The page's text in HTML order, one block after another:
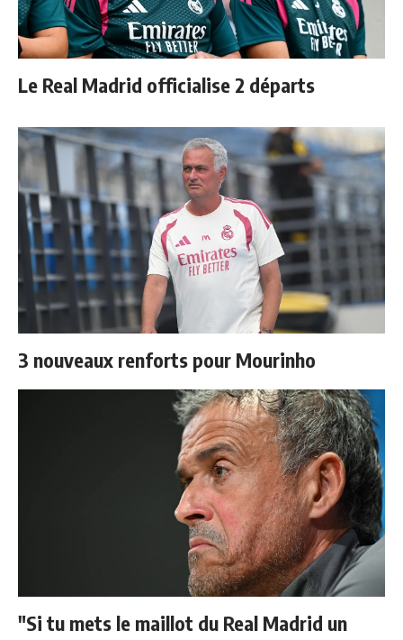
Le Real Madrid officialise 2 départs
3 nouveaux renforts pour Mourinho
"Si tu mets le maillot du Real Madrid un